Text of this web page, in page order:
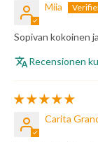
Miia
Sopivan kokoinen
Recensionen
Carita